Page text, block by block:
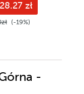
28.27 zł
(-19%)
-